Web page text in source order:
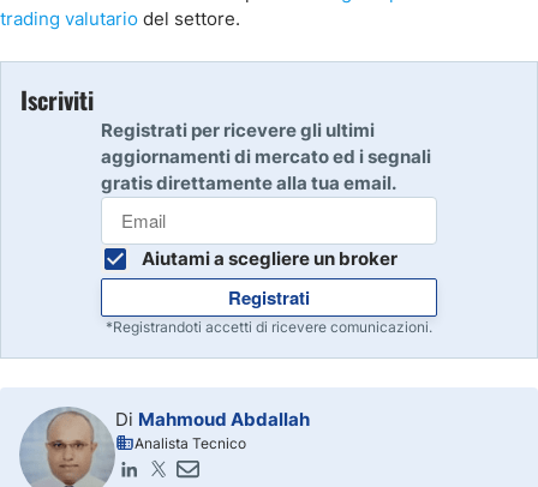
trading valutario del settore.
Iscriviti
Registrati per ricevere gli ultimi
aggiornamenti di mercato ed i segnali
gratis direttamente alla tua email.
Aiutami a scegliere un broker
Registrati
*Registrandoti accetti di ricevere comunicazioni.
Di Mahmoud Abdallah
Analista Tecnico